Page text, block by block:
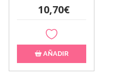
10,70€
AÑADIR